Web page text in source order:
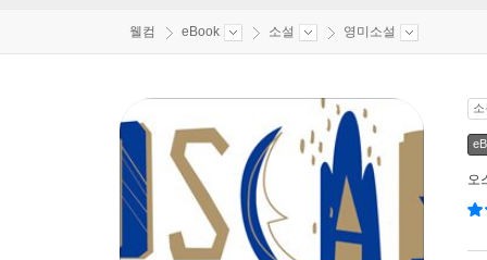
웰컴 eBook 소설 영미소설
오